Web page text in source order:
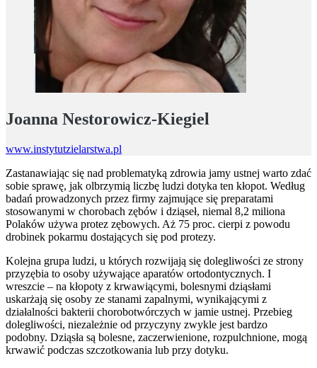
Joanna Nestorowicz-Kiegiel
www.instytutzielarstwa.pl
Zastanawiając się nad problematyką zdrowia jamy ustnej warto zdać
sobie sprawę, jak olbrzymią liczbę ludzi dotyka ten kłopot. Według
badań prowadzonych przez firmy zajmujące się preparatami
stosowanymi w chorobach zębów i dziąseł, niemal 8,2 miliona
Polaków używa protez zębowych. Aż 75 proc. cierpi z powodu
drobinek pokarmu dostających się pod protezy.
Kolejna grupa ludzi, u których rozwijają się dolegliwości ze strony
przyzębia to osoby używające aparatów ortodontycznych. I
wreszcie – na kłopoty z krwawiącymi, bolesnymi dziąsłami
uskarżają się osoby ze stanami zapalnymi, wynikającymi z
działalności bakterii chorobotwórczych w jamie ustnej. Przebieg
dolegliwości, niezależnie od przyczyny zwykle jest bardzo
podobny. Dziąsła są bolesne, zaczerwienione, rozpulchnione, mogą
krwawić podczas szczotkowania lub przy dotyku.